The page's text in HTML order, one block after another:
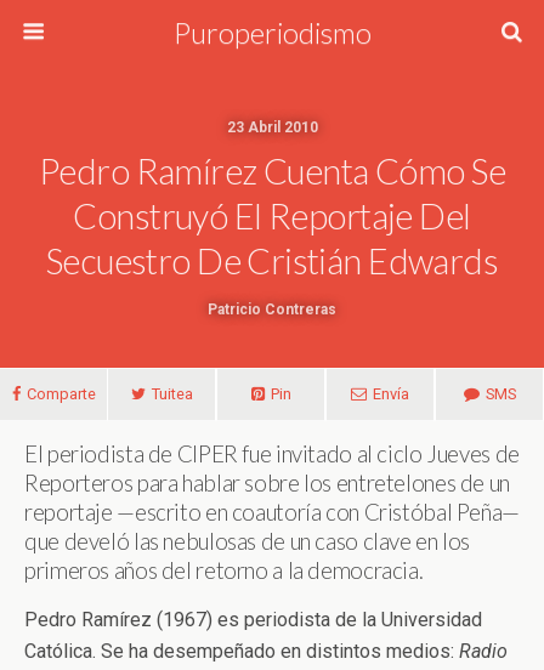
Puroperiodismo
23 Abril 2010
Pedro Ramírez Cuenta Cómo Se
Construyó El Reportaje Del
Secuestro De Cristián Edwards
Patricio Contreras
Comparte Tuitea Pin Envía SMS
El periodista de CIPER fue invitado al ciclo Jueves de
Reporteros para hablar sobre los entretelones de un
reportaje —escrito en coautoría con Cristóbal Peña—
que develó las nebulosas de un caso clave en los
primeros años del retorno a la democracia.
Pedro Ramírez (1967) es periodista de la Universidad
Católica. Se ha desempeñado en distintos medios: Radio